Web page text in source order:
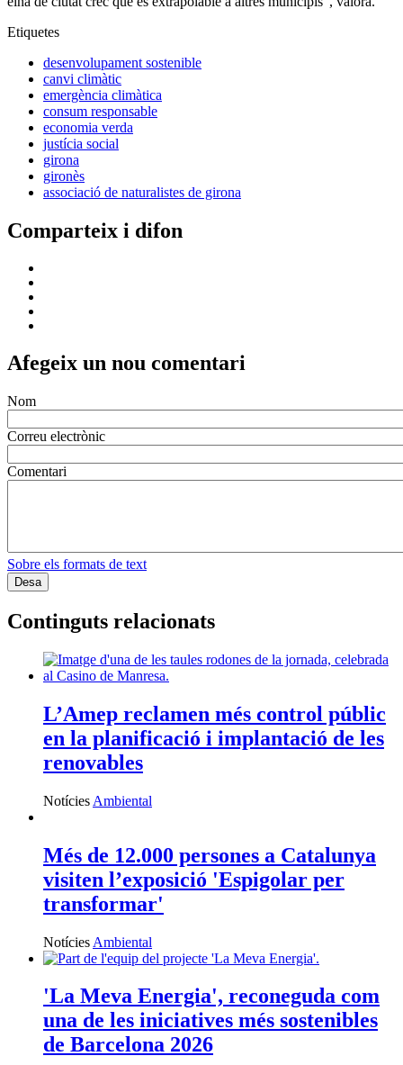
Etiquetes
desenvolupament sostenible
canvi climàtic
emergència climàtica
consum responsable
economia verda
justícia social
girona
gironès
associació de naturalistes de girona
Comparteix i difon
Afegeix un nou comentari
Nom
Correu electrònic
Comentari
Sobre els formats de text
Continguts relacionats
L’Amep reclamen més control públic
en la planificació i implantació de les
renovables
Notícies Ambiental
Més de 12.000 persones a Catalunya
visiten l’exposició 'Espigolar per
transformar'
Notícies Ambiental
'La Meva Energia', reconeguda com
una de les iniciatives més sostenibles
de Barcelona 2026